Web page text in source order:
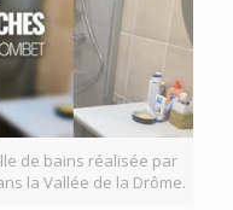
de bains réalisée par
la Vallée de la Drôme.